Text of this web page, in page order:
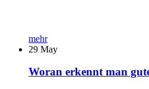
mehr
29 May
Woran erkennt man